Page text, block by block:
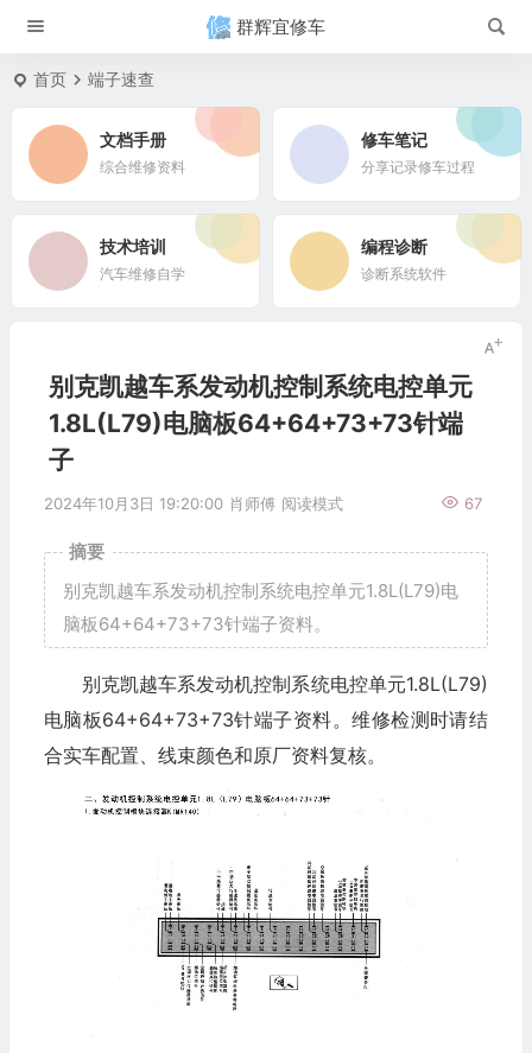
群辉宜修车
首页 端子速查
文档手册
综合维修资料
修车笔记
分享记录修车过程
技术培训
汽车维修自学
编程诊断
诊断系统软件
别克凯越车系发动机控制系统电控单元
1.8L(L79)电脑板64+64+73+73针端
子
2024年10月3日 19:20:00 肖师傅 67
阅读模式
摘要
别克凯越车系发动机控制系统电控单元1.8L(L79)电
脑板64+64+73+73针端子资料。
别克凯越车系发动机控制系统电控单元1.8L(L79)
电脑板64+64+73+73针端子资料。维修检测时请结
合实车配置、线束颜色和原厂资料复核。